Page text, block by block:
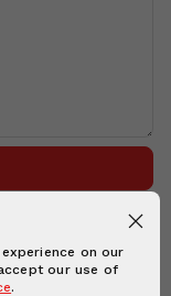
on our
our use of
.